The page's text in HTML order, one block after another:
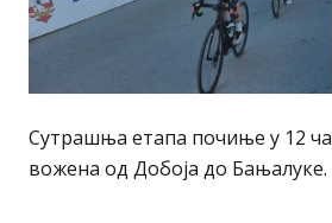
Сутрашња етапа почиње у 12
вожена од Добоја до Бањалуке.